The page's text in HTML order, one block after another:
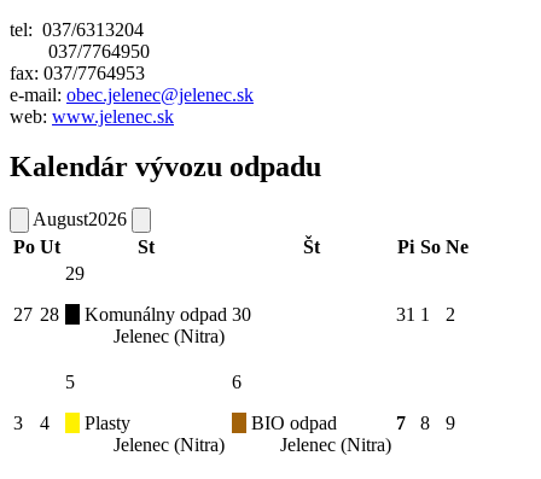
tel: 037/6313204
037/7764950
fax: 037/7764953
e-mail: obec.jelenec@jelenec.sk
web: www.jelenec.sk
Kalendár vývozu odpadu
August2026
Po Ut St Št Pi So Ne
27 28
29
Komunálny odpad
Jelenec (Nitra)
30 31 1 2
3 4
5
Plasty
Jelenec (Nitra)
6
BIO odpad
Jelenec (Nitra)
7 8 9